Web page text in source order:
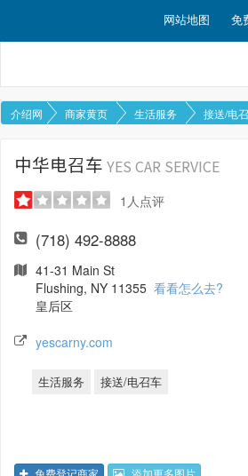
网站地图 免
介绍网 商家黄页 生活服务 接送/电
中华电召车 YES CAR SERVICE
1 人点评
(718) 492-8888
41-31 Main St
Flushing, NY 11355 看看怎么去?
皇后区
yescarny.com
生活服务 接送/电召车
免费登记商家 添加更多图片